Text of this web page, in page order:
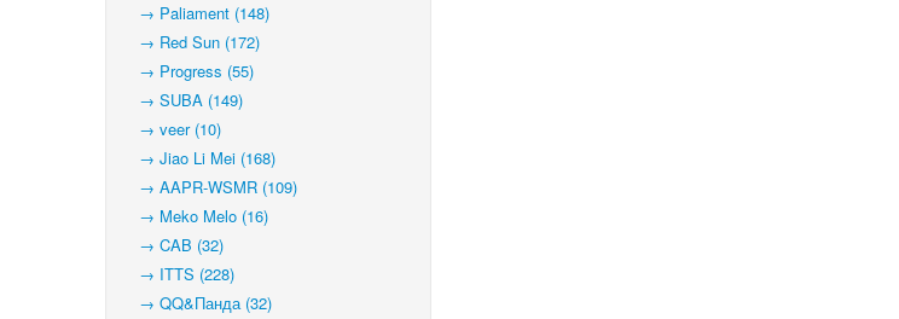
→ Paliament (148)
→ Red Sun (172)
→ Progress (55)
→ SUBA (149)
→ veer (10)
→ Jiao Li Mei (168)
→ AAPR-WSMR (109)
→ Meko Melo (16)
→ CAB (32)
→ ITTS (228)
→ QQ&Панда (32)